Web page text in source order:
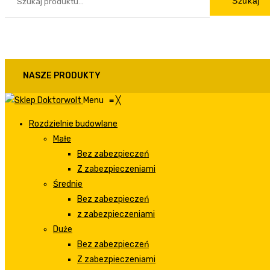
NASZE PRODUKTY
Menu ≡╳
Rozdzielnie budowlane
Małe
Bez zabezpieczeń
Z zabezpieczeniami
Średnie
Bez zabezpieczeń
z zabezpieczeniami
Duże
Bez zabezpieczeń
Z zabezpieczeniami